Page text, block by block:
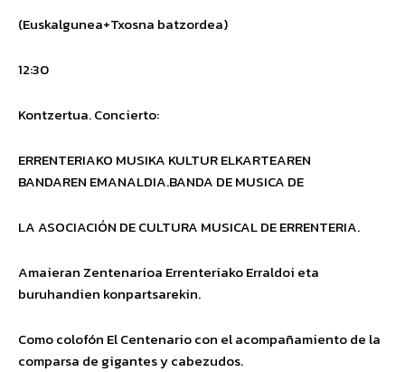
(Euskalgunea+Txosna batzordea)
12:30
Kontzertua.Concierto:
ERRENTERIAKO MUSIKA KULTUR ELKARTEAREN
BANDAREN EMANALDIA.BANDA DE MUSICA DE
LA ASOCIACIÓN DE CULTURA MUSICAL DE ERRENTERIA.
Amaieran Zentenarioa Errenteriako Erraldoi eta
buruhandien konpartsarekin.
Como colofón El Centenario con el acompañamiento de la
comparsa de gigantes y cabezudos.